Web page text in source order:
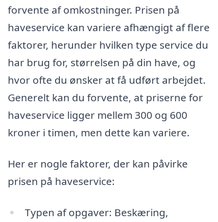
forvente af omkostninger. Prisen på
haveservice kan variere afhængigt af flere
faktorer, herunder hvilken type service du
har brug for, størrelsen på din have, og
hvor ofte du ønsker at få udført arbejdet.
Generelt kan du forvente, at priserne for
haveservice ligger mellem 300 og 600
kroner i timen, men dette kan variere.
Her er nogle faktorer, der kan påvirke
prisen på haveservice:
Typen af opgaver: Beskæring,